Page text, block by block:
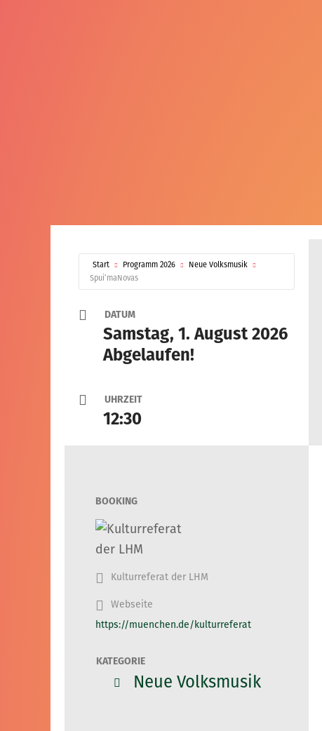
Start Programm 2026
Neue Volksmusik
Spui’maNovas
DATUM
Samstag, 1. August 2026
Abgelaufen!
UHRZEIT
12:30
BOOKING
Kulturreferat der LHM
Webseite
https://muenchen.de/kulturreferat
KATEGORIE
Neue Volksmusik